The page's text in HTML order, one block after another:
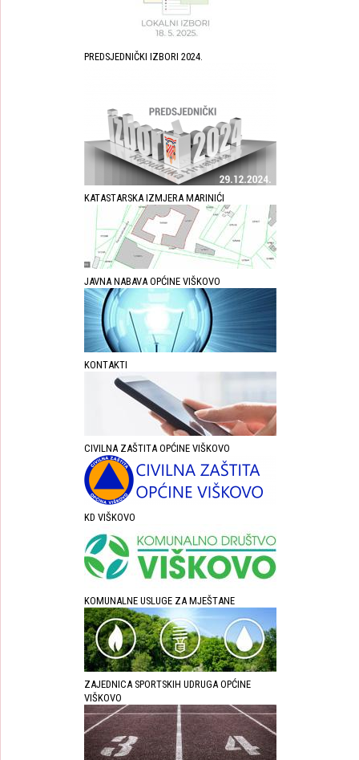
PREDSJEDNIČKI IZBORI 2024.
KATASTARSKA IZMJERA MARINIĆI
JAVNA NABAVA OPĆINE VIŠKOVO
KONTAKTI
CIVILNA ZAŠTITA OPĆINE VIŠKOVO
KD VIŠKOVO
KOMUNALNE USLUGE ZA MJEŠTANE
ZAJEDNICA SPORTSKIH UDRUGA OPĆINE
VIŠKOVO